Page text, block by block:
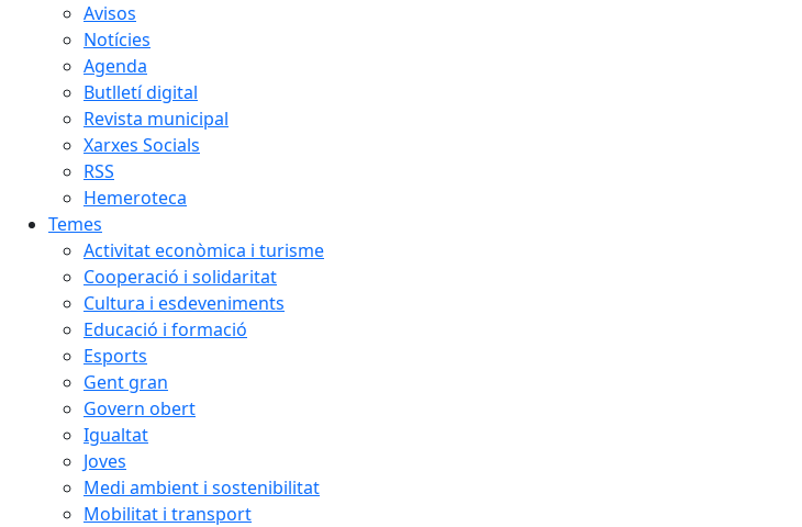
Avisos
Notícies
Agenda
Butlletí digital
Revista municipal
Xarxes Socials
RSS
Hemeroteca
Temes
Activitat econòmica i turisme
Cooperació i solidaritat
Cultura i esdeveniments
Educació i formació
Esports
Gent gran
Govern obert
Igualtat
Joves
Medi ambient i sostenibilitat
Mobilitat i transport